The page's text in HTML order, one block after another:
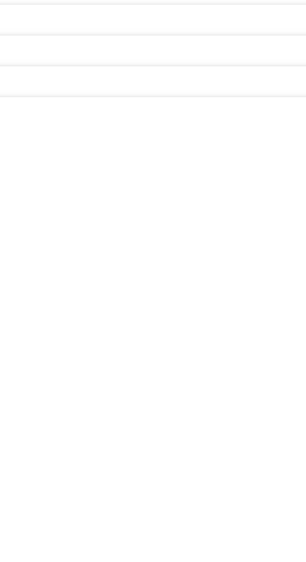
vzdelávacieho
Certificate Program (CEC)